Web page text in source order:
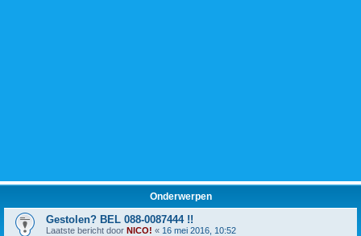
Onderwerpen
Gestolen? BEL 088-0087444 !!
Laatste bericht door NICO! « 16 mei 2016, 10:52